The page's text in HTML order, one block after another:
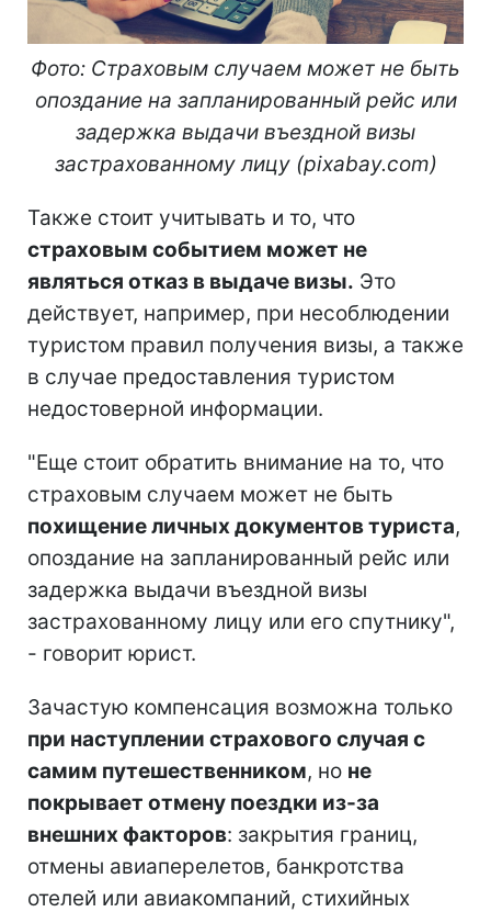
Фото: Страховым случаем может не быть
опоздание на запланированный рейс или
задержка выдачи въездной визы
застрахованному лицу (pixabay.com)
Также стоит учитывать и то, что
страховым событием может не
являться отказ в выдаче визы. Это
действует, например, при несоблюдении
туристом правил получения визы, а также
в случае предоставления туристом
недостоверной информации.
"Еще стоит обратить внимание на то, что
страховым случаем может не быть
похищение личных документов туриста,
опоздание на запланированный рейс или
задержка выдачи въездной визы
застрахованному лицу или его спутнику",
- говорит юрист.
Зачастую компенсация возможна только
при наступлении страхового случая с
самим путешественником, но не
покрывает отмену поездки из-за
внешних факторов: закрытия границ,
отмены авиаперелетов, банкротства
отелей или авиакомпаний, стихийных